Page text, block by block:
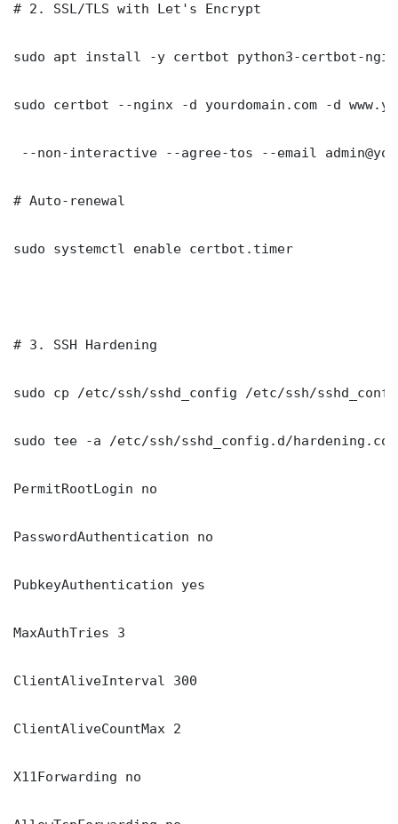
# 2. SSL/TLS with Let's Encrypt
sudo apt install -y certbot python3-certbot-
sudo certbot --nginx -d yourdomain.com -d
--non-interactive --agree-tos --email
# Auto-renewal
sudo systemctl enable certbot.timer
# 3. SSH Hardening
sudo cp /etc/ssh/sshd_config /etc/ssh/
sudo tee -a /etc/ssh/sshd_config.d/
PermitRootLogin no
PasswordAuthentication no
PubkeyAuthentication yes
MaxAuthTries 3
ClientAliveInterval 300
ClientAliveCountMax 2
X11Forwarding no